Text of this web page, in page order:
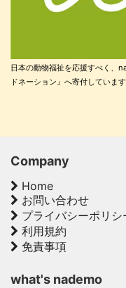
日本の動物福祉を応援すべく、
ドネーション』へ寄付しています
Company
Home
お問い合わせ
プライバシーポリシ
利用規約
免責事項
what's nademo